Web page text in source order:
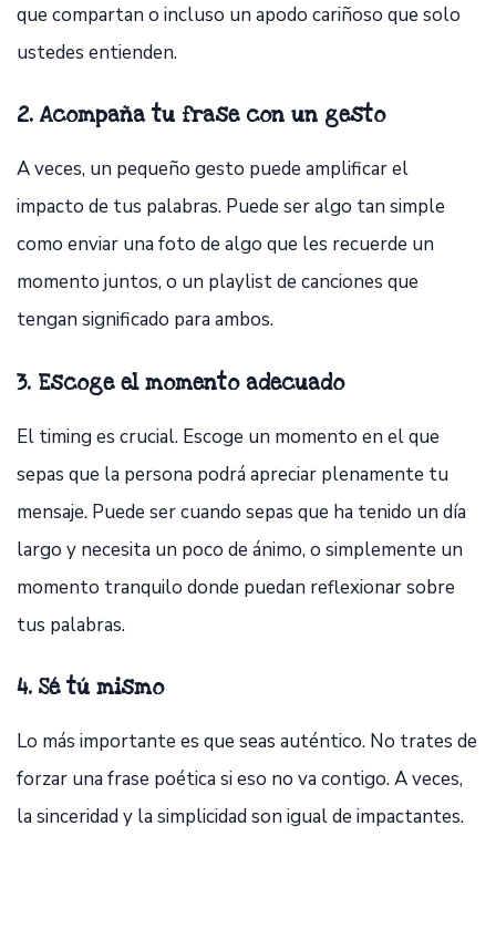
que compartan o incluso un apodo cariñoso que solo
ustedes entienden.
2. Acompaña tu frase con un gesto
A veces, un pequeño gesto puede amplificar el
impacto de tus palabras. Puede ser algo tan simple
como enviar una foto de algo que les recuerde un
momento juntos, o un playlist de canciones que
tengan significado para ambos.
3. Escoge el momento adecuado
El timing es crucial. Escoge un momento en el que
sepas que la persona podrá apreciar plenamente tu
mensaje. Puede ser cuando sepas que ha tenido un día
largo y necesita un poco de ánimo, o simplemente un
momento tranquilo donde puedan reflexionar sobre
tus palabras.
4. Sé tú mismo
Lo más importante es que seas auténtico. No trates de
forzar una frase poética si eso no va contigo. A veces,
la sinceridad y la simplicidad son igual de impactantes.